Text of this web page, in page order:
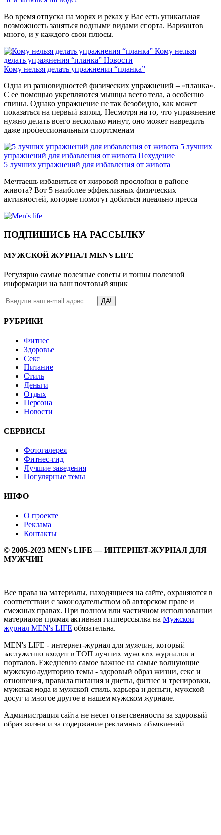
Во время отпуска на морях и реках у Вас есть уникальная
возможность заняться водными видами спорта. Вариантов
много, и у каждого свои плюсы.
Кому нельзя
делать упражнения “планка” Новости
Кому нельзя делать упражнения “планка”
Одна из разновидностей физических упражнений – «планка».
С ее помощью укрепляются мышцы всего тела, а особенно
спины. Однако упражнение не так безобидно, как может
показаться на первый взгляд. Несмотря на то, что упражнение
нужно делать всего несколько минут, оно может навредить
даже профессиональным спортсменам
5 лучших
упражнений для избавления от живота Похудение
5 лучших упражнений для избавления от живота
Мечтаешь избавиться от жировой прослойки в районе
живота? Вот 5 наиболее эффективных физических
активностей, которые помогут добиться идеально пресса
ПОДПИШИСЬ НА РАССЫЛКУ
МУЖСКОЙ ЖУРНАЛ MEN’s LIFE
Регулярно самые полезные советы и тонны полезной
информации на ваш почтовый ящик
ДА!
РУБРИКИ
Фитнес
Здоровье
Секс
Питание
Стиль
Деньги
Отдых
Персона
Новости
СЕРВИСЫ
Фотогалерея
Фитнес-гид
Лучшие заведения
Популярные темы
ИНФО
О проекте
Реклама
Контакты
© 2005-2023 MEN's LIFE — ИНТЕРНЕТ-ЖУРНАЛ ДЛЯ
МУЖЧИН
Все права на материалы, находящиеся на сайте, охраняются в
соответствии с законодательством об авторском праве и
смежных правах. При полном или частичном использовании
материалов прямая активная гипперссылка на Мужской
журнал MEN's LIFE обязательна.
MEN's LIFE - интернет-журнал для мужчин, который
заслуженно входит в ТОП лучших мужских журналов и
порталов. Ежедневно самое важное на самые волнующие
мужскую аудиторию темы - здоровый образ жизни, секс и
отношения, правила питания и диеты, фитнес и тренировки,
мужская мода и мужской стиль, карьера и деньги, мужской
досуг и многое другое в нашем мужском журнале.
Администрация сайта не несет ответсвенности за здоровый
образ жизни и за содержание рекламных объявлений.